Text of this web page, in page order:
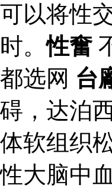
可以将性
时。性奮
都选网 台
碍，达泊
体软组织
性大脑中